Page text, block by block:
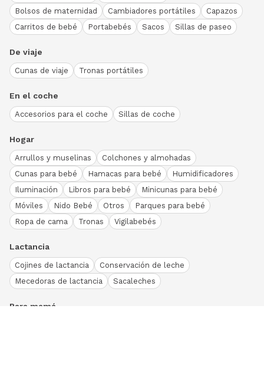
Bolsos de maternidad
Cambiadores portátiles
Capazos
Carritos de bebé
Portabebés Sacos Sillas de paseo
De viaje
Cunas de viaje Tronas portátiles
En el coche
Accesorios para el coche Sillas de coche
Hogar
Arrullos y muselinas
Colchones y almohadas
Cunas para bebé
Hamacas para bebé
Humidificadores
Iluminación
Libros para bebé
Minicunas para bebé
Móviles
Nido Bebé Otros
Parques para bebé
Ropa de cama
Tronas Vigilabebés
Lactancia
Cojines de lactancia
Conservación de leche
Mecedoras de lactancia
Sacaleches
Para mamá